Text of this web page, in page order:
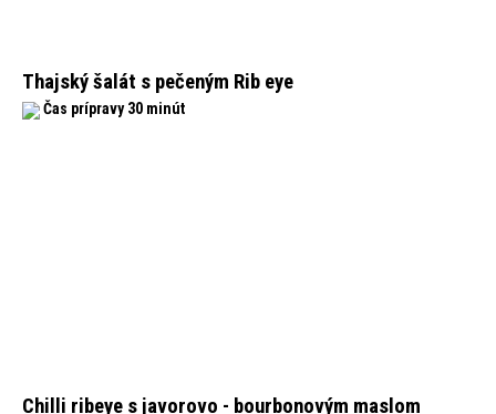
Thajský šalát s pečeným Rib eye
Čas prípravy 30 minút
Chilli ribeye s javorovo - bourbonovým maslom